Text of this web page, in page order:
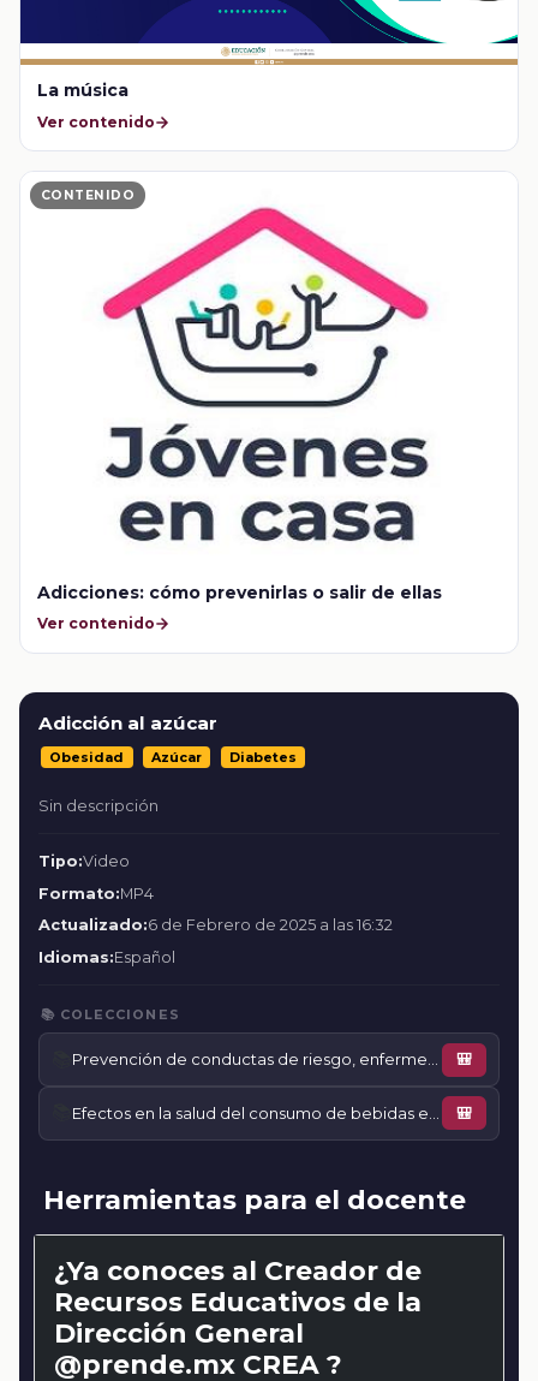
La música
Ver contenido
CONTENIDO
Adicciones: cómo prevenirlas o salir de ellas
Ver contenido
Adicción al azúcar
Obesidad Azúcar Diabetes
Sin descripción
Tipo:Video
Formato:MP4
Actualizado:6 de Febrero de 2025 a las 16:32
Idiomas:Español
📚 COLECCIONES
🎒
🎒
Herramientas para el docente
¿Ya conoces al Creador de
Recursos Educativos de la
Dirección General
@prende.mx CREA ?